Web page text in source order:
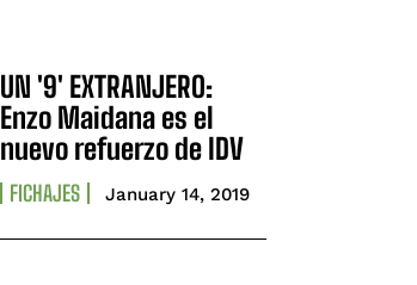
UN '9' EXTRANJERO:
Enzo Maidana es el
nuevo refuerzo de IDV
FICHAJES January 14, 2019